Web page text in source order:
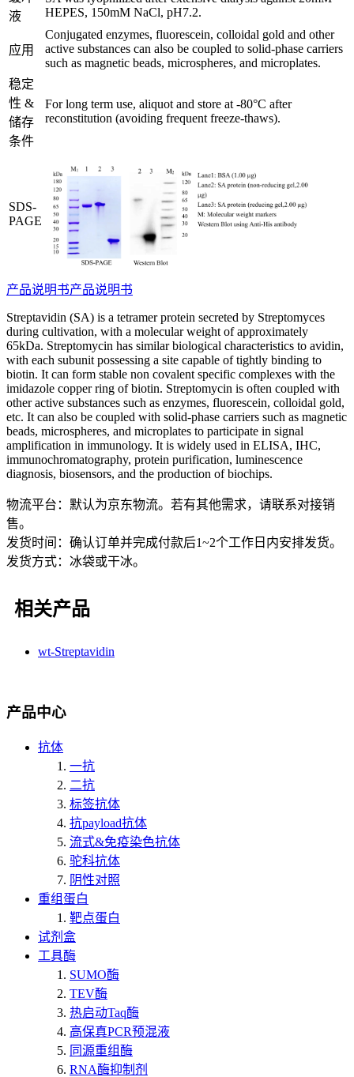
液
HEPES, 150mM NaCl, pH7.2.
应用
Conjugated enzymes, fluorescein, colloidal gold and other
active substances can also be coupled to solid-phase carriers
such as magnetic beads, microspheres, and microplates.
稳定
性 &
储存
条件
For long term use, aliquot and store at -80°C after
reconstitution (avoiding frequent freeze-thaws).
SDS-
PAGE
产品说明书产品说明书
Streptavidin (SA) is a tetramer protein secreted by Streptomyces
during cultivation, with a molecular weight of approximately
65kDa. Streptomycin has similar biological characteristics to avidin,
with each subunit possessing a site capable of tightly binding to
biotin. It can form stable non covalent specific complexes with the
imidazole copper ring of biotin. Streptomycin is often coupled with
other active substances such as enzymes, fluorescein, colloidal gold,
etc. It can also be coupled with solid-phase carriers such as magnetic
beads, microspheres, and microplates to participate in signal
amplification in immunology. It is widely used in ELISA, IHC,
immunochromatography, protein purification, luminescence
diagnosis, biosensors, and the production of biochips.
物流平台：默认为京东物流。若有其他需求，请联系对接销
售。
发货时间：确认订单并完成付款后1~2个工作日内安排发货。
发货方式：冰袋或干冰。
相关产品
wt-Streptavidin
产品中心
抗体
一抗
二抗
标签抗体
抗payload抗体
流式&免疫染色抗体
驼科抗体
阴性对照
重组蛋白
靶点蛋白
试剂盒
工具酶
SUMO酶
TEV酶
热启动Taq酶
高保真PCR预混液
同源重组酶
RNA酶抑制剂